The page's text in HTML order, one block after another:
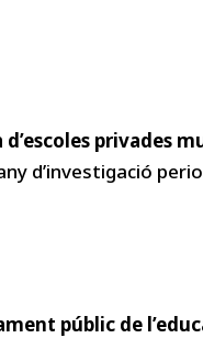
d’escoles privades
d’investigació
públic de